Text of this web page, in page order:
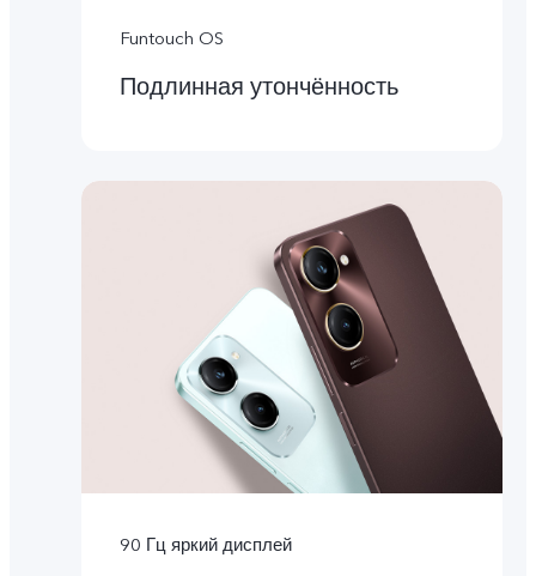
Funtouch OS
Подлинная утончённость
90 Гц яркий дисплей